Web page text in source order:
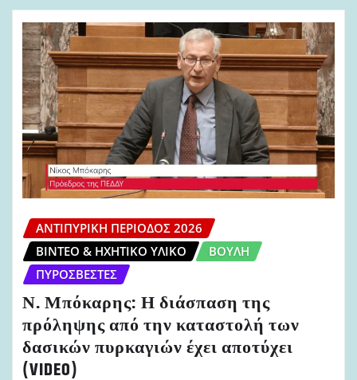
ΑΝΤΙΠΥΡΙΚΉ ΠΕΡΊΟΔΟΣ 2026
ΒΊΝΤΕΟ & ΗΧΗΤΙΚΌ ΥΛΙΚΌ
ΒΟΥΛΉ
ΠΥΡΟΣΒΈΣΤΕΣ
Ν. Μπόκαρης: Η διάσπαση της
πρόληψης από την καταστολή των
δασικών πυρκαγιών έχει αποτύχει
(VIDEO)